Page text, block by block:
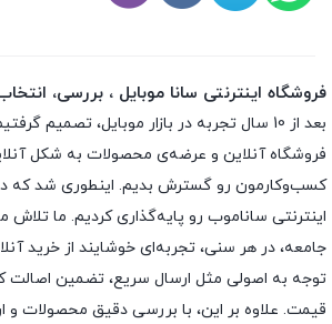
فروشگاه اینترنتی سانا موبایل ، بررسی،
بعد از 10 سال تجربه در بازار موبایل، تصمیم
فروشگاه آنلاین و عرضه‌ی محصولات به شکل
اینترنتی ساناموب رو پایه‌گذاری کردیم. ما
جامعه، در هر سنی، تجربه‌ای خوشایند از خرید
توجه به اصولی مثل ارسال سریع، تضمین اصالت
قیمت. علاوه بر این، با بررسی دقیق محصولات و